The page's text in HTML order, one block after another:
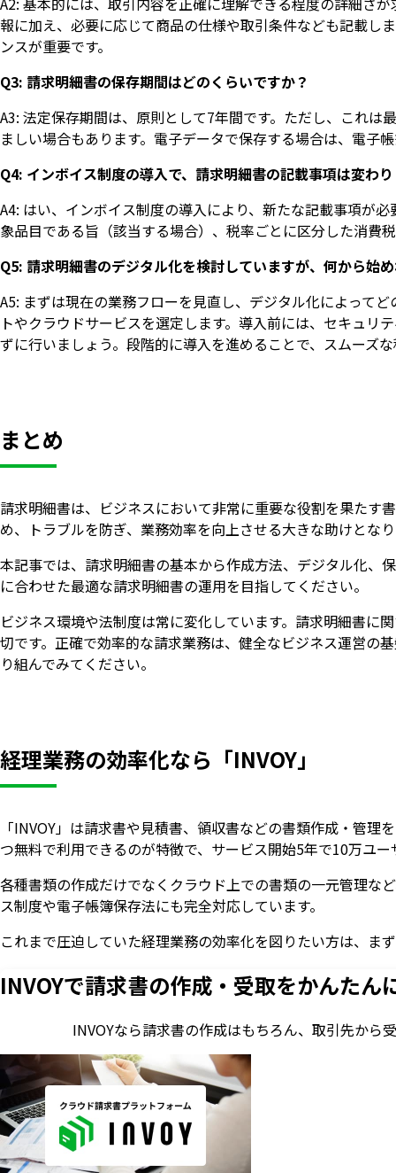
報に加え、必要に応じて商品の仕様や取引条件なども記載し
ンスが重要です。
Q3: 請求明細書の保存期間はどのくらいですか？
A3: 法定保存期間は、原則として7年間です。ただし、これ
ましい場合もあります。電子データで保存する場合は、電子
Q4: インボイス制度の導入で、請求明細書の記載事項は変わ
A4: はい、インボイス制度の導入により、新たな記載事項が
象品目である旨（該当する場合）、税率ごとに区分した消費
Q5: 請求明細書のデジタル化を検討していますが、何から始
A5: まずは現在の業務フローを見直し、デジタル化によって
トやクラウドサービスを選定します。導入前には、セキュリ
ずに行いましょう。段階的に導入を進めることで、スムーズ
まとめ
請求明細書は、ビジネスにおいて非常に重要な役割を果たす
め、トラブルを防ぎ、業務効率を向上させる大きな助けとな
本記事では、請求明細書の基本から作成方法、デジタル化、
に合わせた最適な請求明細書の運用を目指してください。
ビジネス環境や法制度は常に変化しています。請求明細書に
切です。正確で効率的な請求業務は、健全なビジネス運営の
り組んでみてください。
経理業務の効率化なら「INVOY」
「INVOY」は請求書や見積書、領収書などの書類作成・管
つ無料で利用できるのが特徴で、サービス開始5年で10万ユ
各種書類の作成だけでなくクラウド上での書類の一元管理な
ス制度や電子帳簿保存法にも完全対応しています。
これまで圧迫していた経理業務の効率化を図りたい方は、ま
INVOYで請求書の作成・ 受取をかんたん
INVOYなら請求書の作成はもちろん、 取引先から